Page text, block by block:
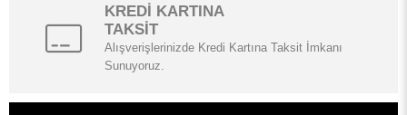
KREDİ KARTINA
TAKSİT
Alışverişlerinizde Kredi Kartına Taksit İmkanı
Sunuyoruz.